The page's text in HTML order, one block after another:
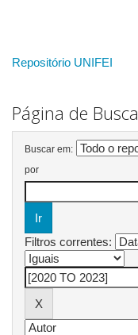
Repositório UNIFEI
Página de Busca
Buscar em:
por
Filtros correntes: